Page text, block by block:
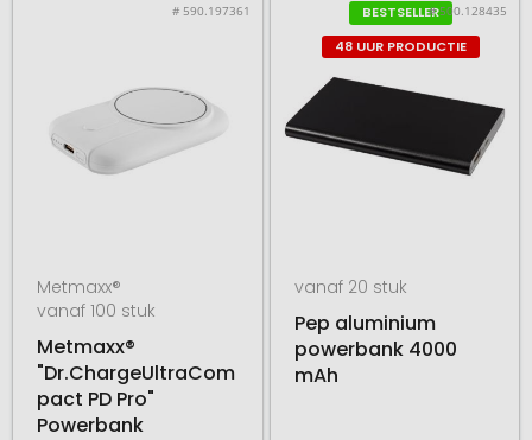
# 590.197361
Metmaxx®
vanaf 100 stuk
Metmaxx®
"Dr.ChargeUltraCom
pact PD Pro"
Powerbank
BESTSELLER
48 UUR PRODUCTIE
# 500.128435
vanaf 20 stuk
Pep aluminium
powerbank 4000
mAh